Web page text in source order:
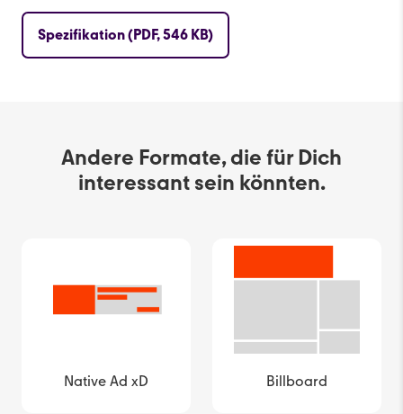
Spezifikation (PDF, 546 KB)
Andere Formate, die für Dich
interessant sein könnten.
Native Ad xD Billboard